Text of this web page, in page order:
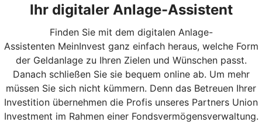
Ihr digitaler Anlage-Assistent
Finden Sie mit dem digitalen Anlage-
Assistenten MeinInvest ganz einfach heraus, welche Form
der Geldanlage zu Ihren Zielen und Wünschen passt.
Danach schließen Sie sie bequem online ab. Um mehr
müssen Sie sich nicht kümmern. Denn das Betreuen Ihrer
Investition übernehmen die Profis unseres Partners Union
Investment im Rahmen einer Fondsvermögensverwaltung.